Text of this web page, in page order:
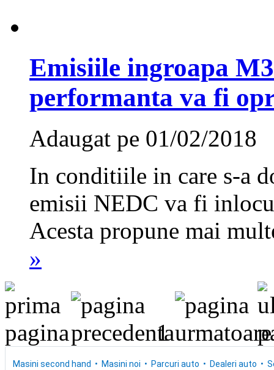
Emisiile ingroapa
performanta va fi
Adaugat pe 01/02/2018
In conditiile in care s-a
emisii NEDC va fi
Acesta propune mai
»
1
Masini second hand Masini noi Parcuri auto Dealeri auto